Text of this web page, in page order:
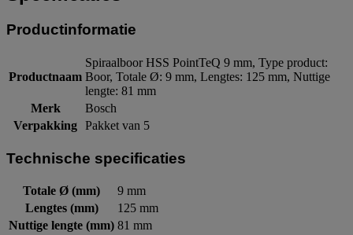
Productinformatie
Productnaam
Spiraalboor HSS PointTeQ 9 mm, Type product:
Boor, Totale Ø: 9 mm, Lengtes: 125 mm, Nuttige
lengte: 81 mm
Merk
Bosch
Verpakking Pakket van 5
Technische specificaties
Totale Ø (mm)
9 mm
Lengtes (mm)
125 mm
Nuttige lengte (mm) 81 mm